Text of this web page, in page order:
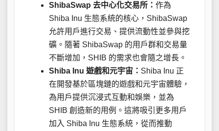
ShibaSwap 去中心化交易所： 作為
Shiba Inu 生態系統的核心，ShibaSwap
允許用戶進行交易、提供流動性並參與挖
礦。隨著 ShibaSwap 的用戶群和交易量
不斷增加，SHIB 的需求也會隨之增長。
Shiba Inu 遊戲和元宇宙： Shiba Inu 正
在開發基於區塊鏈的遊戲和元宇宙體驗，
為用戶提供沉浸式互動和娛樂，並為
SHIB 創造新的用例。這將吸引更多用戶
加入 Shiba Inu 生態系統，從而推動